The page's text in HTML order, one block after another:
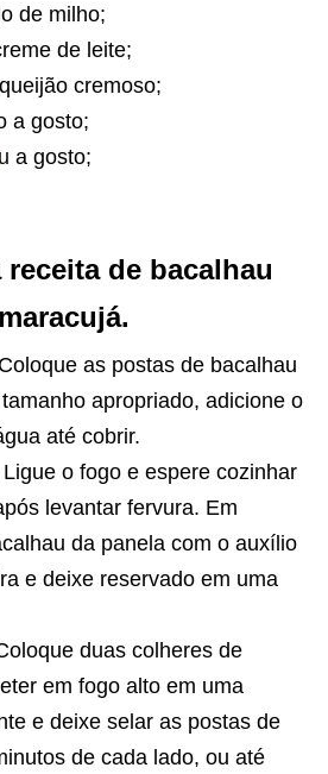
de milho;
de leite;
cremoso;
a gosto;
a gosto;
receita de bacalhau
as postas de bacalhau
apropriado, adicione o
até cobrir.
o fogo e espere cozinhar
levantar fervura. Em
da panela com o auxílio
e deixe reservado em uma
duas colheres de
em fogo alto em uma
e deixe selar as postas de
de cada lado, ou até